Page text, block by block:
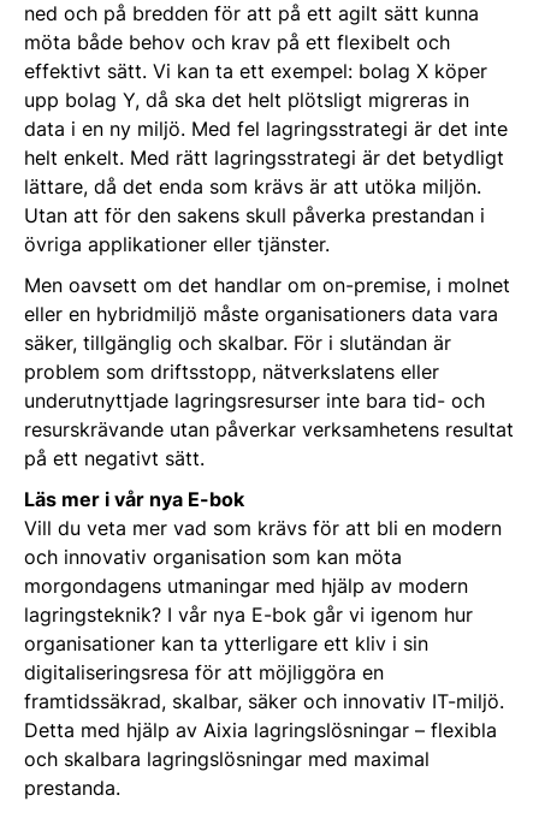
ned och på bredden för att på ett agilt sätt kunna
möta både behov och krav på ett flexibelt och
effektivt sätt. Vi kan ta ett exempel: bolag X köper
upp bolag Y, då ska det helt plötsligt migreras in
data i en ny miljö. Med fel lagringsstrategi är det inte
helt enkelt. Med rätt lagringsstrategi är det betydligt
lättare, då det enda som krävs är att utöka miljön.
Utan att för den sakens skull påverka prestandan i
övriga applikationer eller tjänster.
Men oavsett om det handlar om on-premise, i molnet
eller en hybridmiljö måste organisationers data vara
säker, tillgänglig och skalbar. För i slutändan är
problem som driftsstopp, nätverkslatens eller
underutnyttjade lagringsresurser inte bara tid- och
resurskrävande utan påverkar verksamhetens resultat
på ett negativt sätt.
Läs mer i vår nya E-bok
Vill du veta mer vad som krävs för att bli en modern
och innovativ organisation som kan möta
morgondagens utmaningar med hjälp av modern
lagringsteknik? I vår nya E-bok går vi igenom hur
organisationer kan ta ytterligare ett kliv i sin
digitaliseringsresa för att möjliggöra en
framtidssäkrad, skalbar, säker och innovativ IT-miljö.
Detta med hjälp av Aixia lagringslösningar – flexibla
och skalbara lagringslösningar med maximal
prestanda.